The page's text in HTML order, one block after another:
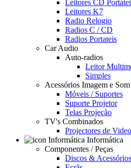
Leitores CD
Leitores K7
Radio Relogio
Radios C / CD
Radios Portateis
Car Audio
Auto-radios
Leitor
Simples
Acessórios Imagem e Som
Móveis / Suportes
Suporte Projetor
Telas Projeção
TV's Combinados
Projectores de Video
Informática
Componentes / Peças
Discos & Acessórios